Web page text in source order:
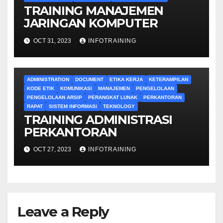
TRAINING MANAJEMEN
JARINGAN KOMPUTER
OCT 31, 2023 INFOTRAINING
ADMINISTRATION DOCUMENT ETIKA KERJA
KETERAMPILAN
KODE ETIK
KOMUNIKASI MANAJEMEN
PENGELOLAAN
PENGELOLAAN ARSIP
PERANGKAT LUNAK
PERKANTORAN
RAPAT
SISTEM INFORMASI TEKNOLOGY
TRAINING ADMINISTRASI
PERKANTORAN
OCT 27, 2023 INFOTRAINING
Leave a Reply